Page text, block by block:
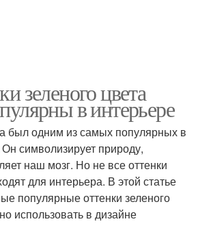
зеленого цвета
в интерьере
был одним из самых популярных в
символизирует природу,
наш мозг. Но не все оттенки
для интерьера. В этой статье
популярные оттенки зеленого
использовать в дизайне